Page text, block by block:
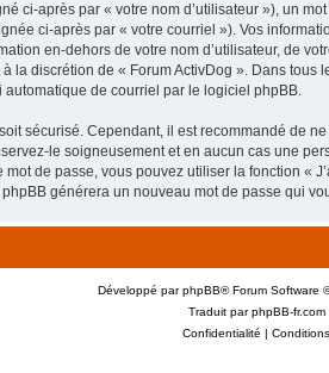
ci-après par « votre nom d’utilisateur »), un
ci-après par « votre courriel »). Vos
en-dehors de votre nom d’utilisateur, de
la discrétion de « Forum ActivDog ». Dans
automatique de courriel par le logiciel phpBB.
sécurisé. Cependant, il est recommandé de
le soigneusement et en aucun cas une
de passe, vous pouvez utiliser la fonction «
générera un nouveau mot de passe qui
Développé parphpBB® Forum Software
Traduit parphpBB-fr.com
Confidentialité | Conditions